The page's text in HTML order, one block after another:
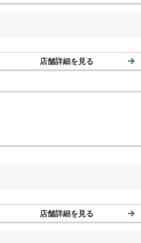
店舗詳細を見る
店舗詳細を見る